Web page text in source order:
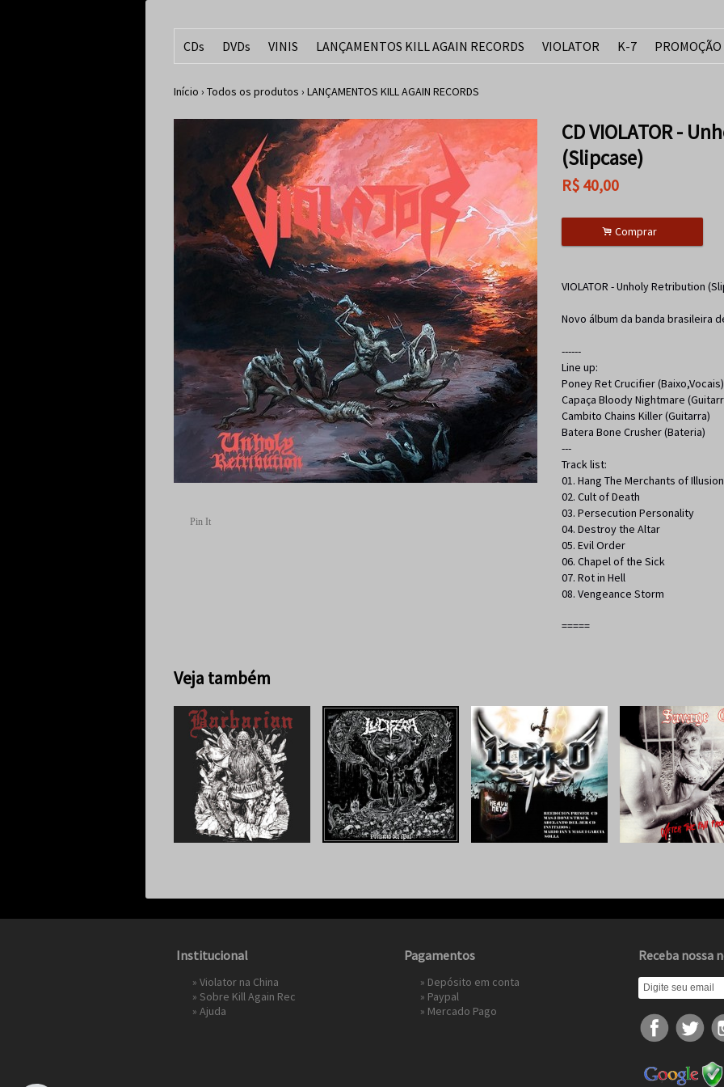
CDs DVDs VINIS LANÇAMENTOS KILL AGAIN RECORDS VIOLATOR K-7 PROMOÇÃO
Início › Todos os produtos › LANÇAMENTOS KILL AGAIN RECORDS
Pin It
CD VIOLATOR -
(Slipcase)
R$ 40,00
. Comprar
VIOLATOR - Unholy Retribution
Novo álbum da banda brasileira
------
Line up:
Poney Ret Crucifier (Baixo,Vocais)
Capaça Bloody Nightmare
Cambito Chains Killer (Guitarra)
Batera Bone Crusher (Bateria)
---
Track list:
01. Hang The Merchants of Illusion
02. Cult of Death
03. Persecution Personality
04. Destroy the Altar
05. Evil Order
06. Chapel of the Sick
07. Rot in Hell
08. Vengeance Storm
=====
Veja também
Institucional
» Violator na China
» Sobre Kill Again Rec
» Ajuda
Pagamentos
» Depósito em conta
» Paypal
» Mercado Pago
Receba nossa